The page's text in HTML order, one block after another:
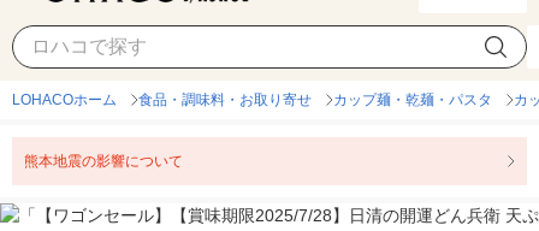
LOHACOホーム 食品・調味料・お取り寄せ カップ麺・乾麺・パスタ カ
熊本地震の影響について